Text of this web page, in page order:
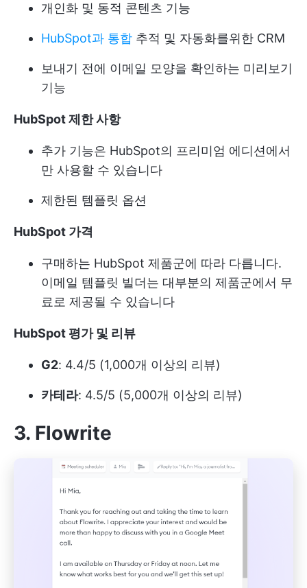
개인화 및 동적 콘텐츠 기능
HubSpot과 통합 추적 및 자동화를위한 CRM
보내기 전에 이메일 모양을 확인하는 미리보기
기능
HubSpot 제한 사항
추가 기능은 HubSpot의 프리미엄 에디션에서
만 사용할 수 있습니다
제한된 템플릿 옵션
HubSpot 가격
구매하는 HubSpot 제품군에 따라 다릅니다.
이메일 템플릿 빌더는 대부분의 제품군에서 무
료로 제공될 수 있습니다
HubSpot 평가 및 리뷰
G2: 4.4/5 (1,000개 이상의 리뷰)
카테라: 4.5/5 (5,000개 이상의 리뷰)
3. Flowrite